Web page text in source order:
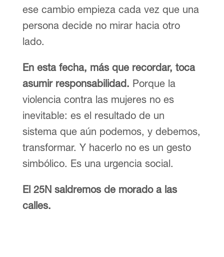
ese cambio empieza cada vez que una
persona decide no mirar hacia otro
lado.
En esta fecha, más que recordar, toca
asumir responsabilidad. Porque la
violencia contra las mujeres no es
inevitable: es el resultado de un
sistema que aún podemos, y debemos,
transformar. Y hacerlo no es un gesto
simbólico. Es una urgencia social.
El 25N saldremos de morado a las
calles.